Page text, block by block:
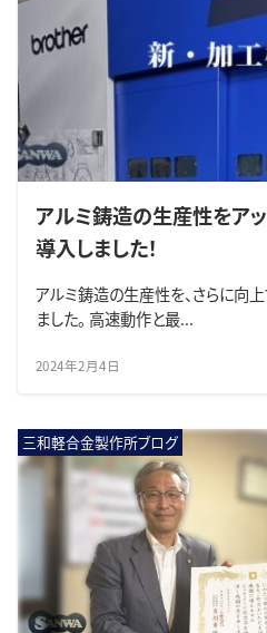
アルミ鋳造の生産性をア
導入しました！
アルミ鋳造の生産性を、さらに向
ました。 高速動作と最...
2024年2月4日
三和軽合金製作所ブログ